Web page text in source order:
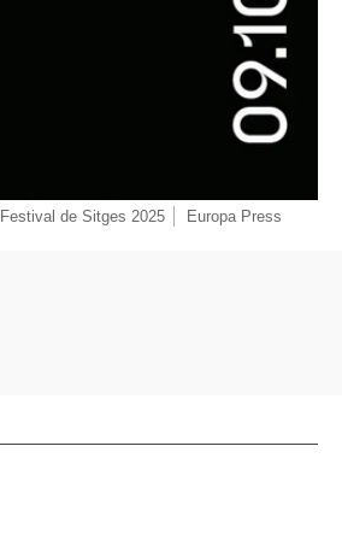
Festival de Sitges 2025 Europa Press